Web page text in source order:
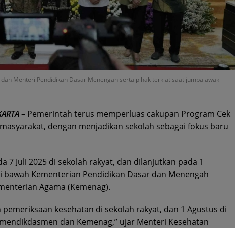
Menteri Pendidikan Dasar Menengah serta pihak terkiat saat jumpa awak
– Pemerintah terus memperluas cakupan Program Cek
dengan menjadikan sekolah sebagai fokus baru
7 Juli 2025 di sekolah rakyat, dan dilanjutkan pada 1
Kementerian Pendidikan Dasar dan Menengah
Agama (Kemenag).
pemeriksaan kesehatan di sekolah rakyat, dan 1 Agustus di
dan Kemenag,” ujar Menteri Kesehatan